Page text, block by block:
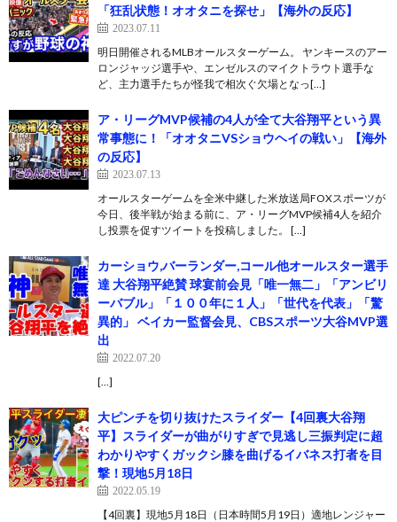
「狂乱状態！オオタニを探せ」【海外の反応】
2023.07.11
明日開催されるMLBオールスターゲーム。 ヤンキースのアー
ロンジャッジ選手や、エンゼルスのマイクトラウト選手な
ど、主力選手たちが怪我で相次ぐ欠場となっ[…]
ア・リーグMVP候補の4人が全て大谷翔平という異
常事態に！「オオタニVSショウヘイの戦い」【海外
の反応】
2023.07.13
オールスターゲームを全米中継した米放送局FOXスポーツが
今日、後半戦が始まる前に、ア・リーグMVP候補4人を紹介
し投票を促すツイートを投稿しました。 […]
カーショウ,バーランダー,コール他オールスター選手
達 大谷翔平絶賛 球宴前会見「唯一無二」「アンビリ
ーバブル」「１００年に１人」「世代を代表」「驚
異的」 ベイカー監督会見、CBSスポーツ大谷MVP選
出
2022.07.20
[…]
大ピンチを切り抜けたスライダー【4回裏大谷翔
平】スライダーが曲がりすぎで見逃し三振判定に超
わかりやすくガックシ膝を曲げるイバネス打者を目
撃！現地5月18日
2022.05.19
【4回裏】現地5月18日（日本時間5月19日）適地レンジャー